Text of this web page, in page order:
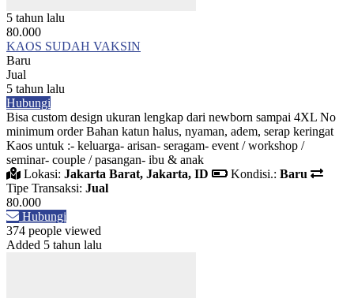
5 tahun lalu
80.000
KAOS SUDAH VAKSIN
Baru
Jual
5 tahun lalu
Hubungi
Bisa custom design ukuran lengkap dari newborn sampai 4XL No
minimum order Bahan katun halus, nyaman, adem, serap keringat
Kaos untuk :- keluarga- arisan- seragam- event / workshop /
seminar- couple / pasangan- ibu & anak
Lokasi: Jakarta Barat, Jakarta, ID Kondisi.: Baru
Tipe Transaksi: Jual
80.000
Hubungi
374 people viewed
Added 5 tahun lalu